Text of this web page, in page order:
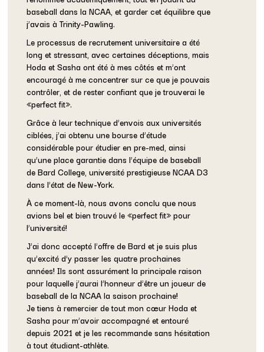
baseball dans la NCAA, et garder cet équilibre que
j’avais à Trinity-Pawling.
Le processus de recrutement universitaire a été
long et stressant, avec certaines déceptions, mais
Hoda et Sasha ont été à mes côtés et m’ont
encouragé à me concentrer sur ce que je pouvais
contrôler, et de rester confiant que je trouverai le
«perfect fit».
Grâce à leur technique d’envois aux universités
ciblées, j’ai obtenu une bourse d’étude
considérable pour étudier en pre-med, ainsi
qu’une place garantie dans l’équipe de baseball
de Bard College, université prestigieuse NCAA D3
dans l’état de New-York.
À ce moment-là, nous avons conclu que nous
avions bel et bien trouvé le «perfect fit» pour
l’université!
J’ai donc accepté l’offre de Bard et je suis plus
qu’excité d’y passer les quatre prochaines
années! Ils sont assurément la principale raison
pour laquelle j’aurai l’honneur d’être un joueur de
baseball de la NCAA la saison prochaine!
Je tiens à remercier de tout mon cœur Hoda et
Sasha pour m’avoir accompagné et entouré
depuis 2021 et je les recommande sans hésitation
à tout étudiant-athlète.